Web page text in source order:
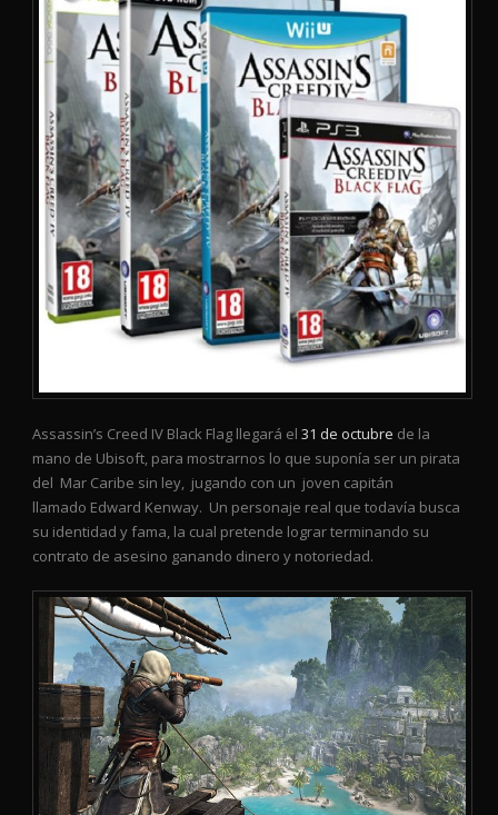
Assassin’s Creed IV Black Flag llegará el 31 de octubre de la
mano de Ubisoft, para mostrarnos lo que suponía ser un pirata
del Mar Caribe sin ley, jugando con un joven capitán
llamado Edward Kenway. Un personaje real que todavía busca
su identidad y fama, la cual pretende lograr terminando su
contrato de asesino ganando dinero y notoriedad.